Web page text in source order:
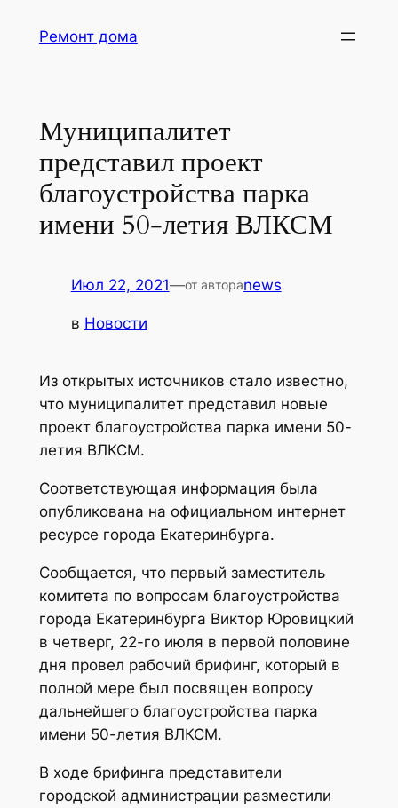
Ремонт дома
Муниципалитет
представил проект
благоустройства парка
имени 50-летия ВЛКСМ
Июл 22, 2021—от автораnews
в Новости
Из открытых источников стало известно,
что муниципалитет представил новые
проект благоустройства парка имени 50-
летия ВЛКСМ.
Соответствующая информация была
опубликована на официальном интернет
ресурсе города Екатеринбурга.
Сообщается, что первый заместитель
комитета по вопросам благоустройства
города Екатеринбурга Виктор Юровицкий
в четверг, 22-го июля в первой половине
дня провел рабочий брифинг, который в
полной мере был посвящен вопросу
дальнейшего благоустройства парка
имени 50-летия ВЛКСМ.
В ходе брифинга представители
городской администрации разместили